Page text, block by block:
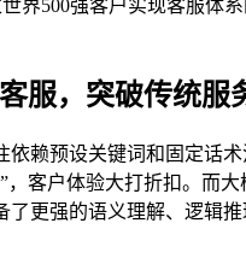
界500强客户实现客服体
服，突破传统服
依赖预设关键词和固定话
，客户体验大打折扣。而大
了更强的语义理解、逻辑